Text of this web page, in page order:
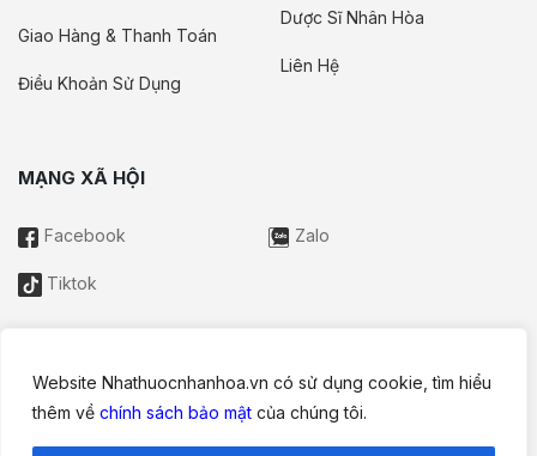
Website Nhathuocnhanhoa.vn có sử dụng cookie, tìm hiểu
thêm về chính sách bảo mật của chúng tôi.
Giao Hàng & Thanh Toán
Điều Khoản Sử Dụng
Dược Sĩ Nhân Hòa
Liên Hệ
MẠNG XÃ HỘI
Facebook Zalo
Tiktok
Thông tin trên website này chỉ mang tính chất nội bộ tham khảo;